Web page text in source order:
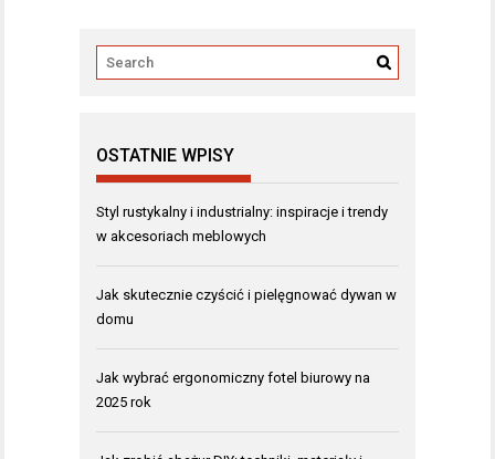
OSTATNIE WPISY
Styl rustykalny i industrialny: inspiracje i trendy
w akcesoriach meblowych
Jak skutecznie czyścić i pielęgnować dywan w
domu
Jak wybrać ergonomiczny fotel biurowy na
2025 rok